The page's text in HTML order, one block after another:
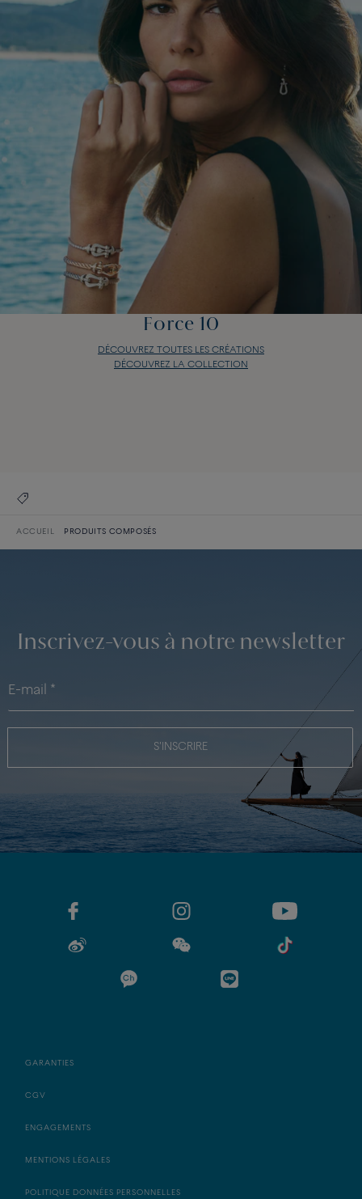
Force 10
DÉCOUVREZ TOUTES LES CRÉATIONS
DÉCOUVREZ LA COLLECTION
ACCUEIL PRODUITS COMPOSÉS
Inscrivez-vous à notre newsletter
S'INSCRIRE
GARANTIES
CGV
ENGAGEMENTS
MENTIONS LÉGALES
POLITIQUE DONNÉES PERSONNELLES